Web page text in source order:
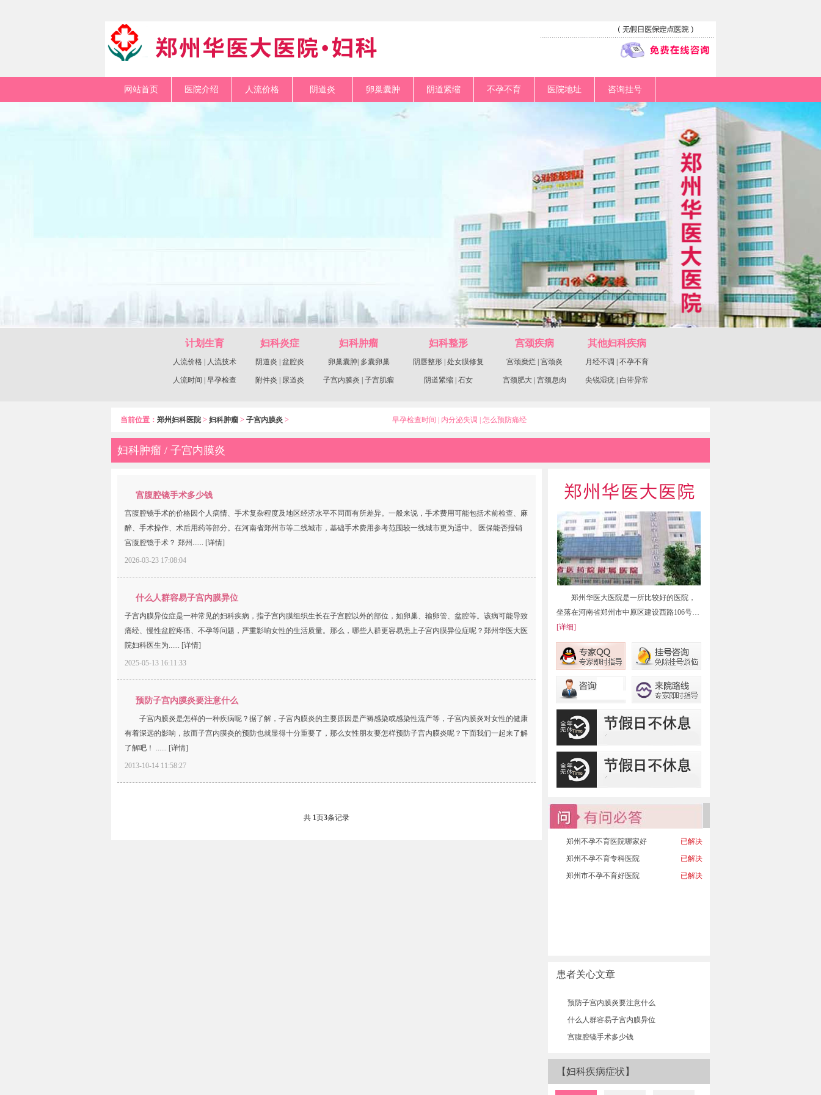
网站首页 医院介绍 人流价格 阴道炎 卵巢囊肿 阴道紧缩 不孕不育 医院地址 咨询挂号
计划生育
人流价格 人流技术
人流时间 早孕检查
妇科炎症
阴道炎 盆腔炎
附件炎 尿道炎
妇科肿瘤
卵巢囊肿| 多囊卵巢
子宫内膜炎 子宫肌瘤
妇科整形
阴唇整形 处女膜修复
阴道紧缩 石女
宫颈疾病
宫颈糜烂 宫颈炎
宫颈肥大 宫颈息肉
其他妇科疾病
月经不调 不孕不育
尖锐湿疣 白带异常
早孕检查时间 内分泌失调 怎么预防痛经
当前位置： 郑州妇科医院 > 妇科肿瘤 > 子宫内膜炎 >
妇科肿瘤 / 子宫内膜炎
宫腹腔镜手术多少钱
宫腹腔镜手术的价格因个人病情、手术复杂程度及地区经济水平不同而有所差异。一般来说，手术费用可能包括术前检查、麻
醉、手术操作、术后用药等部分。在河南省郑州市等二线城市，基础手术费用参考范围较一线城市更为适中。 医保能否报销
宫腹腔镜手术？ 郑州...... [详情]
2026-03-23 17:08:04
什么人群容易子宫内膜异位
子宫内膜异位症是一种常见的妇科疾病，指子宫内膜组织生长在子宫腔以外的部位，如卵巢、输卵管、盆腔等。该病可能导致
痛经、慢性盆腔疼痛、不孕等问题，严重影响女性的生活质量。那么，哪些人群更容易患上子宫内膜异位症呢？郑州华医大医
院妇科医生为...... [详情]
2025-05-13 16:11:33
预防子宫内膜炎要注意什么
子宫内膜炎是怎样的一种疾病呢？据了解，子宫内膜炎的主要原因是产褥感染或感染性流产等，子宫内膜炎对女性的健康
有着深远的影响，故而子宫内膜炎的预防也就显得十分重要了，那么女性朋友要怎样预防子宫内膜炎呢？下面我们一起来了解
了解吧！ ...... [详情]
2013-10-14 11:58:27
共 1页3条记录
郑州华医大医院是一所比较好的医院，
坐落在河南省郑州市中原区建设西路106号…
[详细]
已解决
郑州不孕不育医院哪家好
已解决
郑州不孕不育专科医院
已解决
郑州市不孕不育好医院
患者关心文章
预防子宫内膜炎要注意什么
什么人群容易子宫内膜异位
宫腹腔镜手术多少钱
【妇科疾病症状】